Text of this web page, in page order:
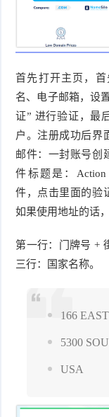
首先打开主页，
名、电子邮箱，设
证” 进行验证，最
户。注册成功后界
邮件：一封账号创
件标题是：Action
件，点击里面的验
如果使用地址的话
第一行：门牌号 +
三行：国家名称。
166 EAST
5300
USA